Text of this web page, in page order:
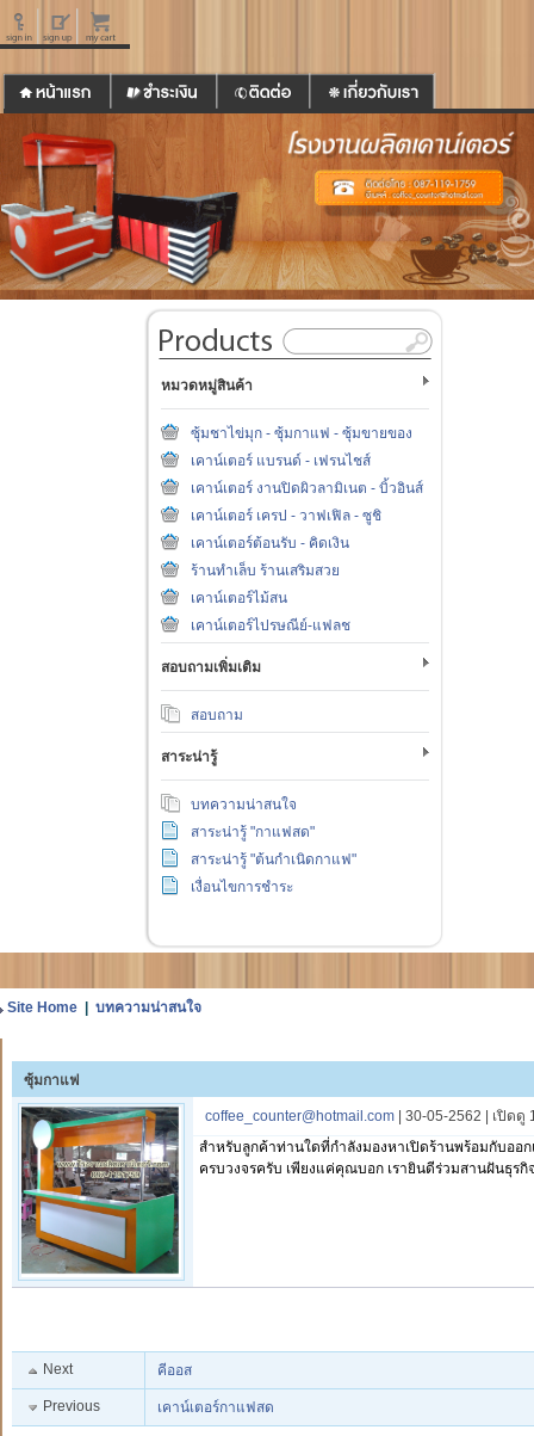
หมวดหมู่สินค้า
ซุ้มชาไข่มุก - ซุ้มกาแฟ - ซุ้มขายของ
เคาน์เตอร์ แบรนด์ - เฟรนไชส์
เคาน์เตอร์ งานปิดผิวลามิเนต - บิ้วอินส์
เคาน์เตอร์ เครป - วาฟเฟิล - ซูชิ
เคาน์เตอร์ต้อนรับ - คิดเงิน
ร้านทำเล็บ ร้านเสริมสวย
เคาน์เตอร์ไม้สน
เคาน์เตอร์ไปรษณีย์-แฟลช
สอบถามเพิ่มเติม
สอบถาม
สาระน่ารู้
บทความน่าสนใจ
สาระน่ารู้ "กาแฟสด"
สาระน่ารู้ "ต้นกำเนิดกาแฟ"
เงื่อนไขการชำระ
Site Home บทความน่าสนใจ
ซุ้มกาแฟ
coffee_counter@hotmail.com | 30-05-2562 | เปิด
สำหรับลูกค้าท่านใดที่กำลังมองหาเปิดร้านพร้อมกับออ
ครบวงจรครับ เพียงแค่คุณบอก เรายินดีร่วมสานฝันธุร
Next คีออส
Previous เคาน์เตอร์กาแฟสด